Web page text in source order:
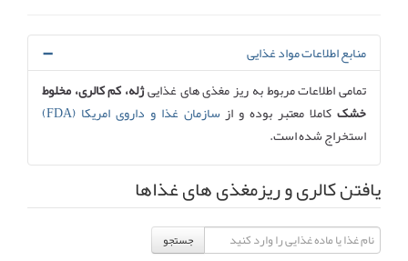
منابع اطلاعات مواد غذایی
تمامی اطلاعات مربوط به ریز مغذی های غذاییژله، کم کالری، مخلوط
خشککاملا معتبر بوده و از سازمان غذا و داروی امریکا (FDA)
استخراج شده است.
یافتن کالری و ریزمغذی های غذاها
جستجو